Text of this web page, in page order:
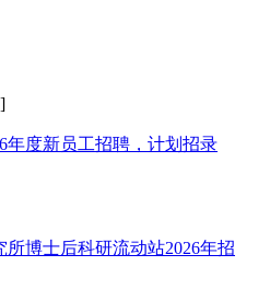
年度新员工招聘，计划招录
博士后科研流动站2026年招